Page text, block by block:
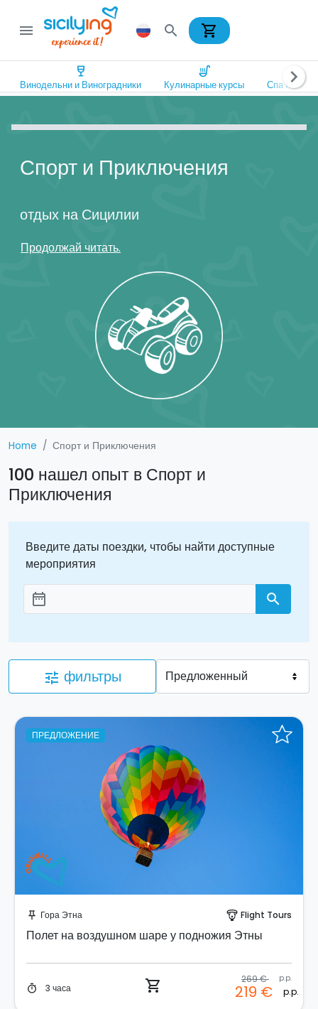
menu search shopping_cart
wine_bar
Винодельни и Виноградники
soup_kitchen
Кулинарные курсы
spa
Спа иchevron_right
Спорт и Приключения
отдых на Сицилии
Продолжай читать.
Home Спорт и Приключения
100 нашел опыт в Спорт и
Приключения
Введите даты поездки, чтобы найти доступные
мероприятия
Aggiungi le date
date_range search
tune фильтры
ПРЕДЛОЖЕНИЕ
push_pin Гора Этна paragliding Flight Tours
Полет на воздушном шаре у подножия Этны
timer 3 часа shopping_cart 269 € p.p.
219 € p.p.